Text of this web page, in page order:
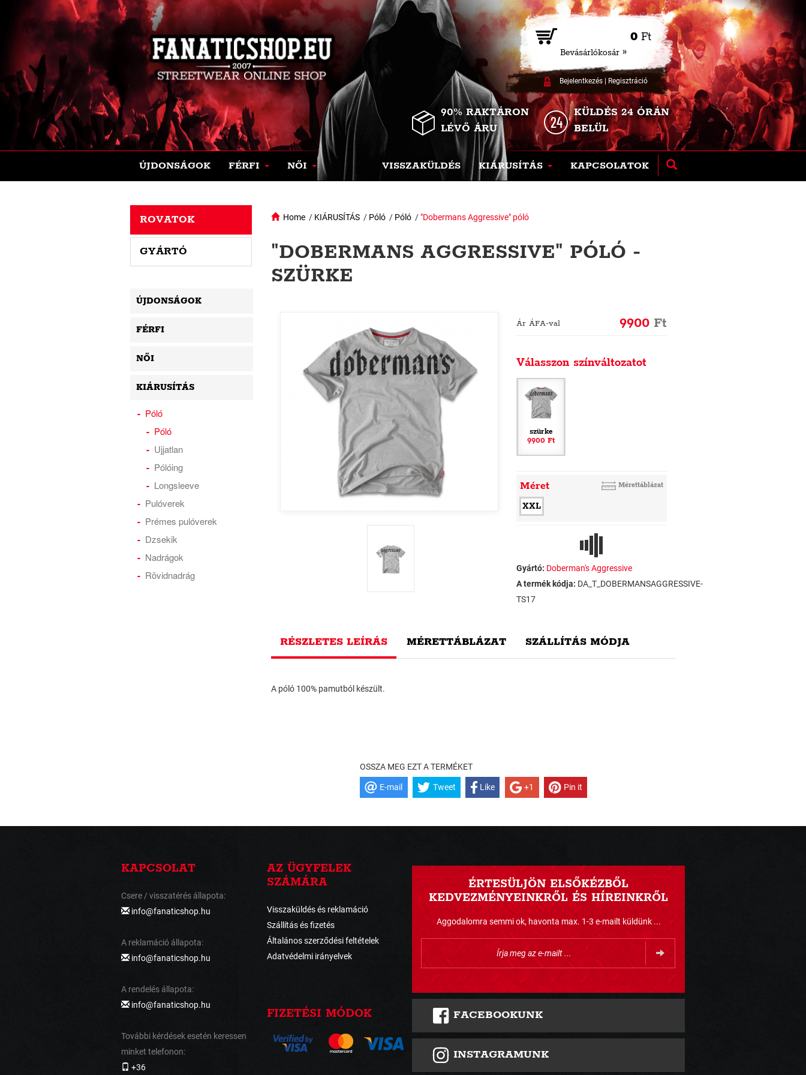
0 Ft
Bevásárlókosár »
Bejelentkezés| Regisztráció
90% RAKTÁRON
LÉVŐ ÁRU
KÜLDÉS 24 ÓRÁN
BELÜL
ÚJDONSÁGOK FÉRFI NŐI VISSZAKÜLDÉS KIÁRUSÍTÁS KAPCSOLATOK
Home / KIÁRUSÍTÁS / Póló / Póló / "Dobermans Aggressive" póló
"DOBERMANS AGGRESSIVE" PÓLÓ -
SZÜRKE
Ár ÁFA-val 9900 Ft
Válasszon színváltozatot
szürke
9900 Ft
Méret Mérettáblázat
XXL
Gyártó: Doberman's Aggressive
A termék kódja: DA_T_DOBERMANSAGGRESSIVE-
TS17
RÉSZLETES LEÍRÁS MÉRETTÁBLÁZAT SZÁLLÍTÁS MÓDJA
A póló 100% pamutból készült.
OSSZA MEG EZT A TERMÉKET
E-mail Tweet Like +1 Pin it
ROVATOK
GYÁRTÓ
ÚJDONSÁGOK
FÉRFI
NŐI
KIÁRUSÍTÁS
Póló
Póló
Ujjatlan
Pólóing
Longsleeve
Pulóverek
Prémes pulóverek
Dzsekik
Nadrágok
Rövidnadrág
KAPCSOLAT
Csere / visszatérés állapota:
info@fanaticshop.hu
A reklamáció állapota:
info@fanaticshop.hu
A rendelés állapota:
info@fanaticshop.hu
További kérdések esetén keressen
minket telefonon:
+36
AZ ÜGYFELEK
SZÁMÁRA
Visszaküldés és reklamáció
Szállítás és fizetés
Általános szerződési feltételek
Adatvédelmi irányelvek
FIZETÉSI MÓDOK
ÉRTESÜLJÖN ELSŐKÉZBŐL
KEDVEZMÉNYEINKRŐL ÉS HÍREINKRŐL
Aggodalomra semmi ok, havonta max. 1-3 e-mailt küldünk ...
FACEBOOKUNK
INSTAGRAMUNK